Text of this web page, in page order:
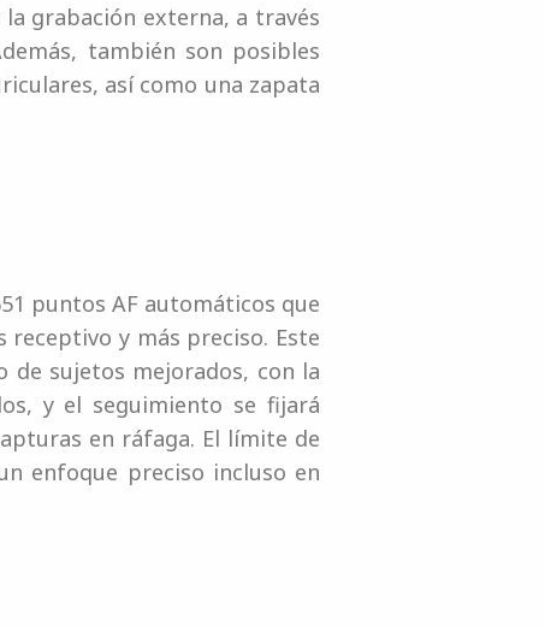
grabación externa, a través
también son posibles
así como una zapata
puntos AF automáticos que
y más preciso. Este
de sujetos mejorados, con la
y el seguimiento se fijará
en ráfaga. El límite de
enfoque preciso incluso en